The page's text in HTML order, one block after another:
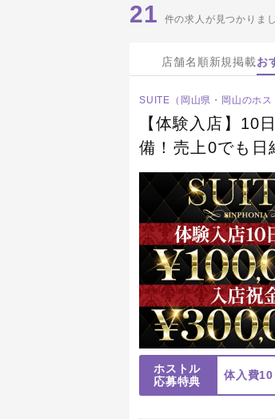
21 件の求人が見つかりま
店舗名順新規掲載お
SUITE（岡山県・岡山のホス
【体験入店】10
備！売上0でも日
る先輩が優しく
ホストル
応募特典